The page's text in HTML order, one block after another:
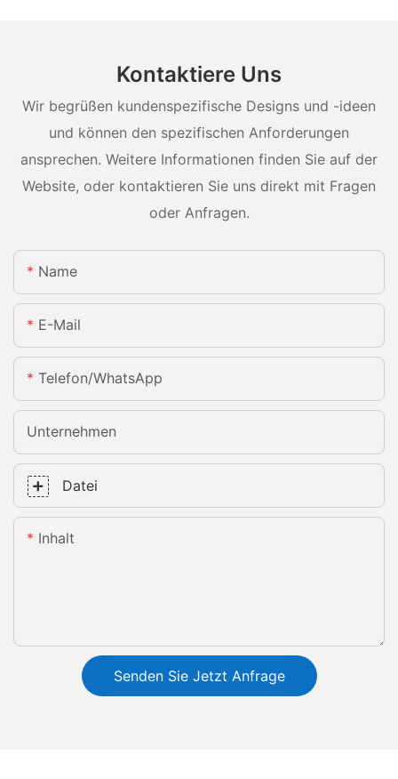
Kontaktiere Uns
Wir begrüßen kundenspezifische Designs und -ideen
und können den spezifischen Anforderungen
ansprechen. Weitere Informationen finden Sie auf der
Website, oder kontaktieren Sie uns direkt mit Fragen
oder Anfragen.
Name
E-Mail
Telefon/WhatsApp
Unternehmen
Datei
Inhalt
Senden Sie Jetzt Anfrage